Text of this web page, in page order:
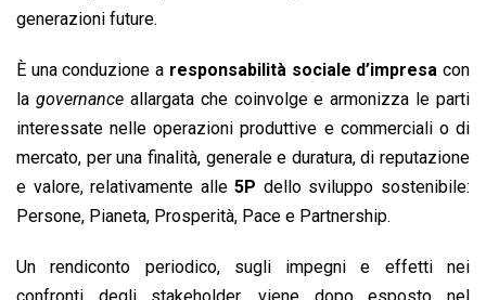
generazioni future.
È una conduzione a responsabilità sociale d’impresa con
la governanceallargata che coinvolge e armonizza le parti
interessate nelle operazioni produttive e commerciali o di
mercato, per una finalità, generale e duratura, di reputazione
e valore, relativamente alle5P dello sviluppo sostenibile:
Persone, Pianeta, Prosperità, Pace e Partnership.
Un rendiconto periodico, sugli impegni e effetti nei